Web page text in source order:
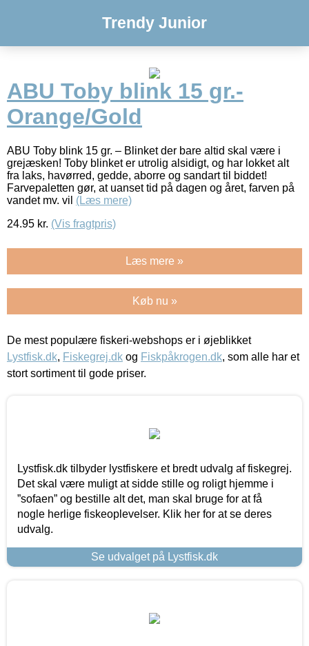
Trendy Junior
ABU Toby blink 15 gr.-
Orange/Gold
ABU Toby blink 15 gr. – Blinket der bare altid skal være i
grejæsken! Toby blinket er utrolig alsidigt, og har lokket alt
fra laks, havørred, gedde, aborre og sandart til biddet!
Farvepaletten gør, at uanset tid på dagen og året, farven på
vandet mv. vil (Læs mere)
24.95 kr. (Vis fragtpris)
Læs mere »
Køb nu »
De mest populære fiskeri-webshops er i øjeblikket
Lystfisk.dk, Fiskegrej.dk og Fiskpåkrogen.dk, som alle har et
stort sortiment til gode priser.
Lystfisk.dk tilbyder lystfiskere et bredt udvalg af fiskegrej.
Det skal være muligt at sidde stille og roligt hjemme i
”sofaen” og bestille alt det, man skal bruge for at få
nogle herlige fiskeoplevelser. Klik her for at se deres
udvalg.
Se udvalget på Lystfisk.dk